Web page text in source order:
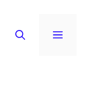
MENU